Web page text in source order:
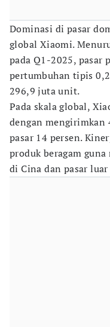
Dominasi di pasar
global Xiaomi.
pada Q1-2025, pasar
pertumbuhan tipis
296,9 juta unit.
Pada skala global,
dengan mengirimkan
pasar 14 persen.
produk beragam
di Cina dan pasar